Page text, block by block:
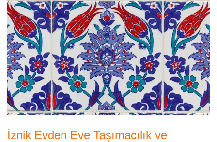
İznik Evden Eve Taşımacılık ve